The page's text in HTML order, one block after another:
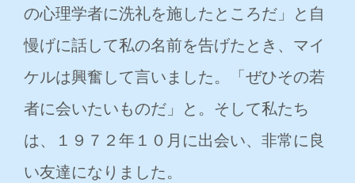
の心理学者に洗礼を施したところだ」と自
慢げに話して私の名前を告げたとき、マイ
ケルは興奮して言いました。「ぜひその若
者に会いたいものだ」と。そして私たち
は、１９７２年１０月に出会い、非常に良
い友達になりました。